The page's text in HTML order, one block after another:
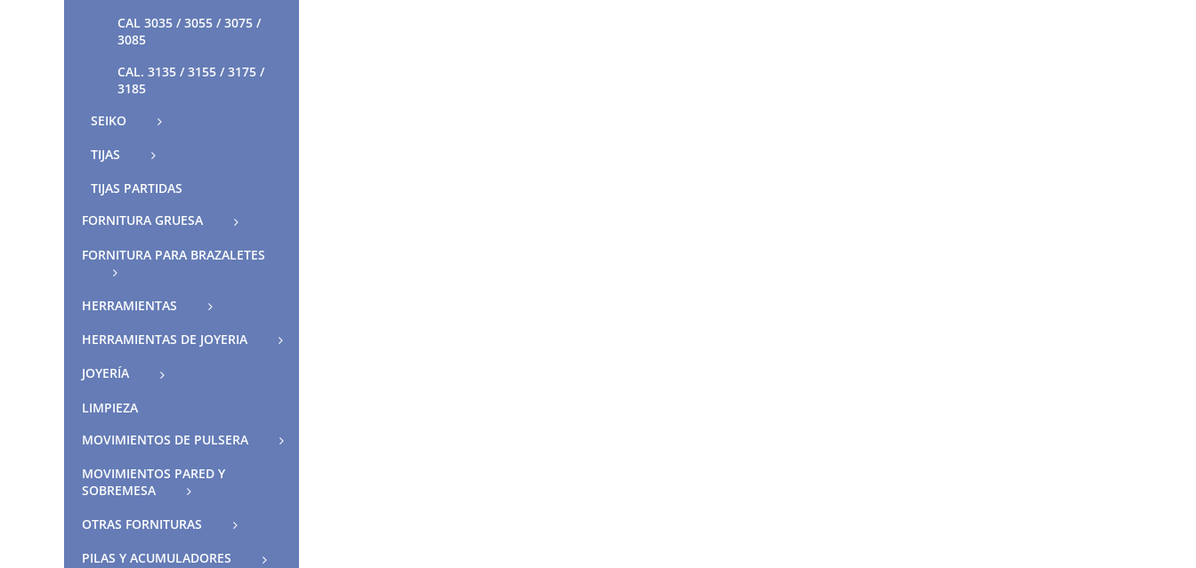
CAL 3035 / 3055 / 3075 /
3085
CAL. 3135 / 3155 / 3175 /
3185
SEIKO
TIJAS
TIJAS PARTIDAS
FORNITURA GRUESA
FORNITURA PARA BRAZALETES
HERRAMIENTAS
HERRAMIENTAS DE JOYERIA
JOYERÍA
LIMPIEZA
MOVIMIENTOS DE PULSERA
MOVIMIENTOS PARED Y
SOBREMESA
OTRAS FORNITURAS
PILAS Y ACUMULADORES